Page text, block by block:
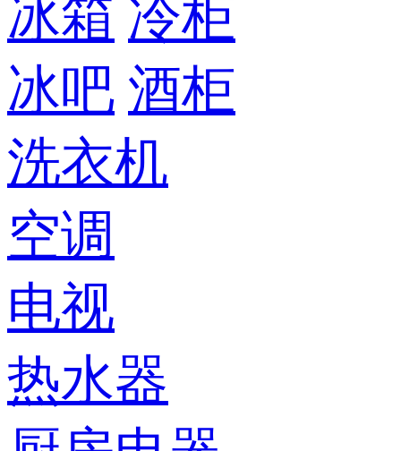
冰箱 冷柜
冰吧 酒柜
洗衣机
空调
电视
热水器